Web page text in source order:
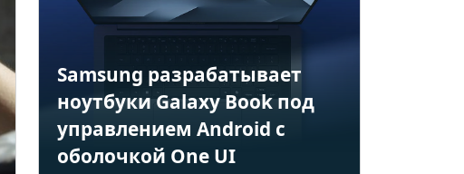
Samsung разрабатывает
ноутбуки Galaxy Book под
управлением Android с
оболочкой One UI